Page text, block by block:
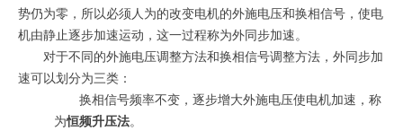
势仍为零，所以必须人为的改变电机的外施电压和换相信号，使电
机由静止逐步加速运动，这一过程称为外同步加速。
对于不同的外施电压调整方法和换相信号调整方法，外同步加
速可以划分为三类：
换相信号频率不变，逐步增大外施电压使电机加速，称
为恒频升压法。